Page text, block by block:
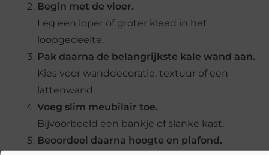
Begin met de vloer.
Leg een loper of groter kleed in het
loopgedeelte.
Pak daarna de belangrijkste kale wand aan.
Kies voor wanddecoratie, textuur of een
lattenwand.
Voeg slim meubilair toe.
Bijvoorbeeld een bankje of slanke kast.
Beoordeel daarna hoogte en plafond.